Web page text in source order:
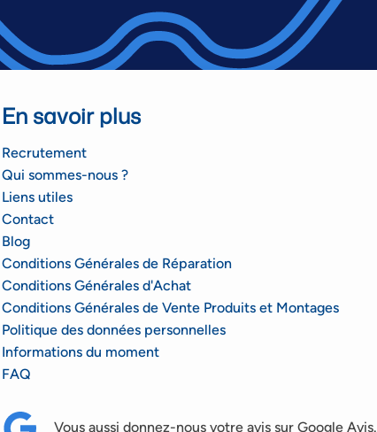
En savoir plus
Recrutement
Qui sommes-nous ?
Liens utiles
Contact
Blog
Conditions Générales de Réparation
Conditions Générales d'Achat
Conditions Générales de Vente Produits et Montages
Politique des données personnelles
Informations du moment
FAQ
Vous aussi donnez-nous votre avis sur Google Avis.